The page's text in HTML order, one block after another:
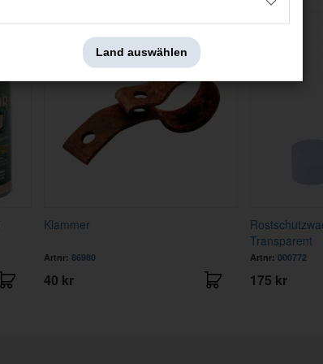
Klammer
Artnr:86980
40 kr
Transparent
Artnr:000772
175 kr
Land auswählen